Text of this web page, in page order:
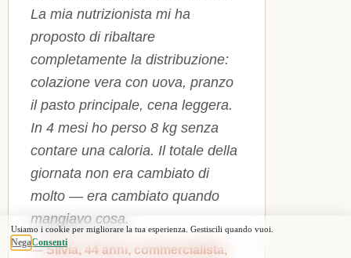
La mia nutrizionista mi ha
proposto di ribaltare
completamente la distribuzione:
colazione vera con uova, pranzo
il pasto principale, cena leggera.
In 4 mesi ho perso 8 kg senza
contare una caloria. Il totale della
giornata non era cambiato di
molto — era cambiato quando
mangiavo cosa.
— Silvia, 44 anni, commercialista,